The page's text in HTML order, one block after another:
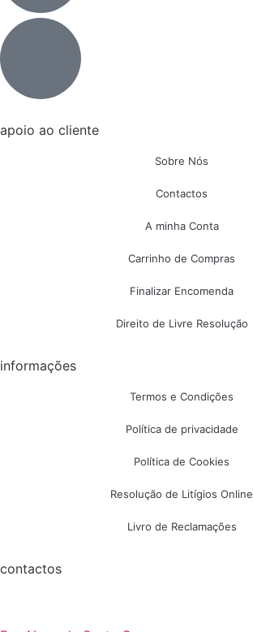
apoio ao cliente
Sobre Nós
Contactos
A minha Conta
Carrinho de Compras
Finalizar Encomenda
Direito de Livre Resolução
informações
Termos e Condições
Política de privacidade
Política de Cookies
Resolução de Litígios Online
Livro de Reclamações
contactos